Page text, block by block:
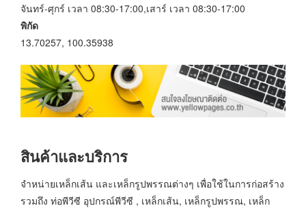
จันทร์-ศุกร์ เวลา 08:30-17:00,เสาร์ เวลา 08:30-17:00
พิกัด
13.70257, 100.35938
สินค้าและบริการ
จำหน่ายเหล็กเส้น และเหล็กรูปพรรณต่างๆ เพื่อใช้ในการก่อสร้าง
รวมถึง ท่อพีวีซี อุปกรณ์พีวีซี , เหล็กเส้น, เหล็กรูปพรรณ, เหล็ก